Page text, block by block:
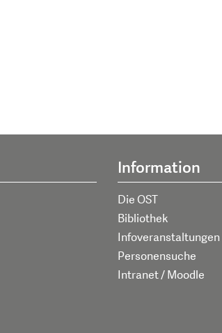
Information
Die OST
Bibliothek
Infoveranstaltungen
Personensuche
Intranet / Moodle